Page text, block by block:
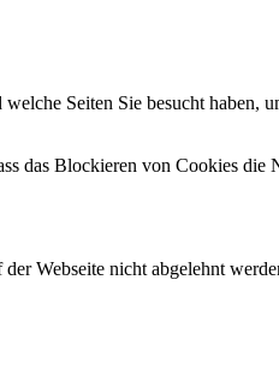
Seiten Sie besucht haben,
das Blockieren von Cookies die
Webseite nicht abgelehnt